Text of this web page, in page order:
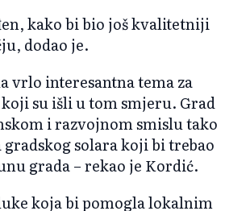
kako bi bio još kvalitetniji
dodao je.
vrlo interesantna tema za
su išli u tom smjeru. Grad
i razvojnom smislu tako
solara koji bi trebao
grada – rekao je Kordić.
koja bi pomogla lokalnim